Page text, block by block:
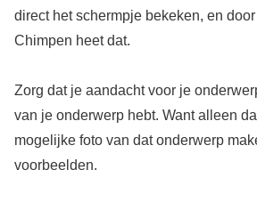
direct het schermpje bekeken, en
Chimpen heet dat.
Zorg dat je aandacht voor je
van je onderwerp hebt. Want alleen
mogelijke foto van dat onderwerp
voorbeelden.